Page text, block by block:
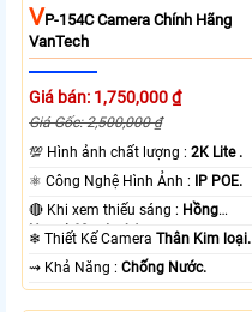
VP-154C Camera Chính Hãng
VanTech
Giá bán: 1,750,000 ₫
Giá Gốc: 2,500,000 ₫
💯 Hình ảnh chất lượng :2K Lite .
⚛️ Công Nghệ Hình Ảnh : IP POE.
🔴 Khi xem thiếu sáng : Hồng
Ngoại 60m Led Array.
❄ Thiết Kế CameraThân Kim loại.
️⇝ Khả Năng :Chống Nước.